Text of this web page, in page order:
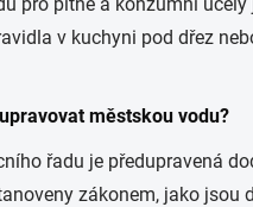
v kuchyni pod dřez
městskou vodu?
řadu je předupravená
zákonem, jako jsou